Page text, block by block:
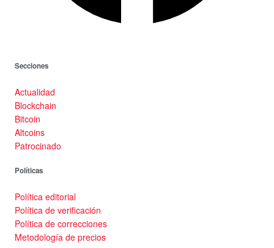
Secciones
Actualidad
Blockchain
Bitcoin
Altcoins
Patrocinado
Políticas
Política editorial
Política de verificación
Política de correcciones
Metodología de precios